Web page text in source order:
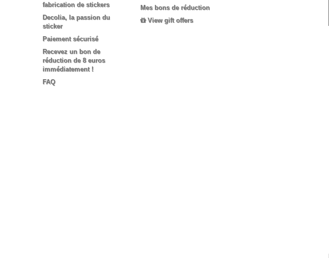
fabrication de stickers
Decolia, la passion du
sticker
Paiement sécurisé
Recevez un bon de
réduction de 8 euros
immédiatement !
FAQ
Mes bons de réduction
View gift offers